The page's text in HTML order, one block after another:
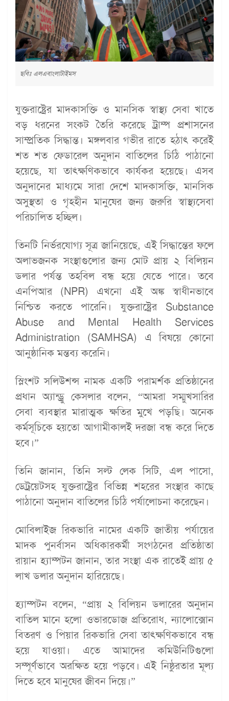
ছবিঃ এলএবাংলাটাইমস
যুক্তরাষ্ট্রের মাদকাসক্তি ও মানসিক স্বাস্থ্য সেবা খাতে
বড় ধরনের সংকট তৈরি করেছে ট্রাম্প প্রশাসনের
সাম্প্রতিক সিদ্ধান্ত। মঙ্গলবার গভীর রাতে হঠাৎ করেই
শত শত ফেডারেল অনুদান বাতিলের চিঠি পাঠানো
হয়েছে, যা তাৎক্ষণিকভাবে কার্যকর হয়েছে। এসব
অনুদানের মাধ্যমে সারা দেশে মাদকাসক্তি, মানসিক
অসুস্থতা ও গৃহহীন মানুষের জন্য জরুরি স্বাস্থ্যসেবা
পরিচালিত হচ্ছিল।
তিনটি নির্ভরযোগ্য সূত্র জানিয়েছে, এই সিদ্ধান্তের ফলে
অলাভজনক সংস্থাগুলোর জন্য মোট প্রায় ২ বিলিয়ন
ডলার পর্যন্ত তহবিল বন্ধ হয়ে যেতে পারে। তবে
এনপিআর (NPR) এখনো এই অঙ্ক স্বাধীনভাবে
নিশ্চিত করতে পারেনি। যুক্তরাষ্ট্রের Substance
Abuse and Mental Health Services
Administration (SAMHSA) এ বিষয়ে কোনো
আনুষ্ঠানিক মন্তব্য করেনি।
স্লিংশট সলিউশন্স নামক একটি পরামর্শক প্রতিষ্ঠানের
প্রধান অ্যান্ড্রু কেসলার বলেন, “আমরা সম্মুখসারির
সেবা ব্যবস্থার মারাত্মক ক্ষতির মুখে পড়ছি। অনেক
কর্মসূচিকে হয়তো আগামীকালই দরজা বন্ধ করে দিতে
হবে।”
তিনি জানান, তিনি সল্ট লেক সিটি, এল পাসো,
ডেট্রয়েটসহ যুক্তরাষ্ট্রের বিভিন্ন শহরের সংস্থার কাছে
পাঠানো অনুদান বাতিলের চিঠি পর্যালোচনা করেছেন।
মোবিলাইজ রিকভারি নামের একটি জাতীয় পর্যায়ের
মাদক পুনর্বাসন অধিকারকর্মী সংগঠনের প্রতিষ্ঠাতা
রায়ান হ্যাম্পটন জানান, তার সংস্থা এক রাতেই প্রায় ৫
লাখ ডলার অনুদান হারিয়েছে।
হ্যাম্পটন বলেন, “প্রায় ২ বিলিয়ন ডলারের অনুদান
বাতিল মানে হলো ওভারডোজ প্রতিরোধ, ন্যালোক্সোন
বিতরণ ও পিয়ার রিকভারি সেবা তাৎক্ষণিকভাবে বন্ধ
হয়ে যাওয়া। এতে আমাদের কমিউনিটিগুলো
সম্পূর্ণভাবে অরক্ষিত হয়ে পড়বে। এই নিষ্ঠুরতার মূল্য
দিতে হবে মানুষের জীবন দিয়ে।”